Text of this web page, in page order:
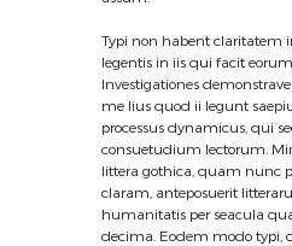
Typi non habent claritatem
legentis in iis qui facit
Investigationes
me lius quod ii legunt
processus dynamicus, qui
consuetudium lectorum.
littera gothica, quam nunc
claram, anteposuerit
humanitatis per seacula
decima. Eodem modo typi,